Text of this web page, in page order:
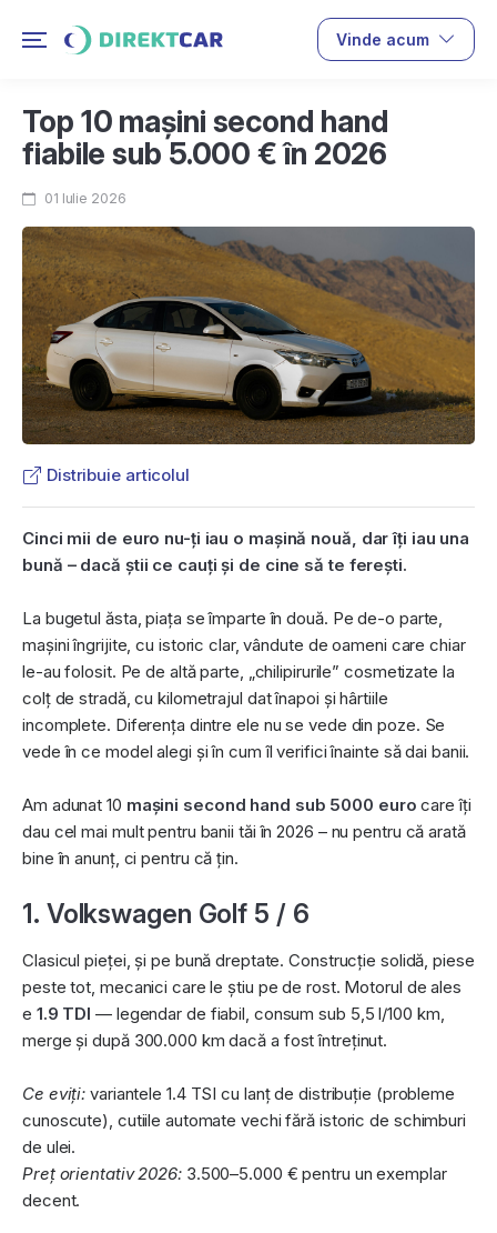
Vinde acum
Top 10 mașini second hand
fiabile sub 5.000 € în 2026
01 Iulie 2026
Distribuie articolul
Cinci mii de euro nu-ți iau o mașină nouă, dar îți iau una
bună – dacă știi ce cauți și de cine sǎ te ferești.
La bugetul ăsta, piața se împarte în două. Pe de-o parte,
mașini îngrijite, cu istoric clar, vândute de oameni care chiar
le-au folosit. Pe de altă parte, „chilipirurile” cosmetizate la
colț de stradă, cu kilometrajul dat înapoi și hârtiile
incomplete. Diferența dintre ele nu se vede din poze. Se
vede în ce model alegi și în cum îl verifici înainte să dai banii.
Am adunat 10 mașini second hand sub 5000 euro care îți
dau cel mai mult pentru banii tăi în 2026 – nu pentru că arată
bine în anunț, ci pentru că țin.
1. Volkswagen Golf 5 / 6
Clasicul pieței, și pe bună dreptate. Construcție solidă, piese
peste tot, mecanici care le știu pe de rost. Motorul de ales
e 1.9 TDI — legendar de fiabil, consum sub 5,5 l/100 km,
merge și după 300.000 km dacă a fost întreținut.
Ce eviți: variantele 1.4 TSI cu lanț de distribuție (probleme
cunoscute), cutiile automate vechi fără istoric de schimburi
de ulei.
Preț orientativ 2026:3.500–5.000 € pentru un exemplar
decent.